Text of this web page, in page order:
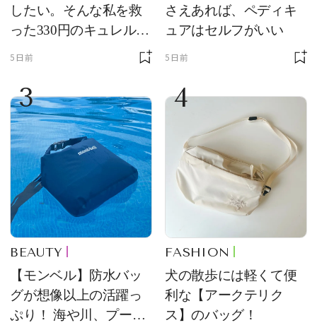
したい。そんな私を救
った330円のキュレル名
5日前
さえあれば、ペディキ
ュアはセルフがいい
5日前
3
BEAUTY
【モンベル】防水バッ
グが想像以上の活躍っ
ぷり！ 海や川、プール
4
FASHION
犬の散歩には軽くて便
利な【アークテリク
ス】のバッグ！